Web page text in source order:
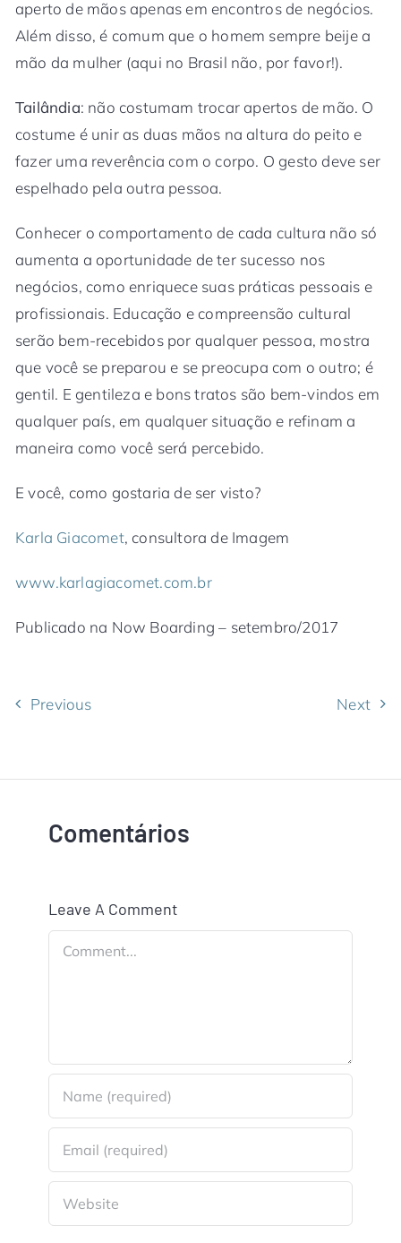
aperto de mãos apenas em encontros de negócios.
Além disso, é comum que o homem sempre beije a
mão da mulher (aqui no Brasil não, por favor!).
Tailândia: não costumam trocar apertos de mão. O
costume é unir as duas mãos na altura do peito e
fazer uma reverência com o corpo. O gesto deve ser
espelhado pela outra pessoa.
Conhecer o comportamento de cada cultura não só
aumenta a oportunidade de ter sucesso nos
negócios, como enriquece suas práticas pessoais e
profissionais. Educação e compreensão cultural
serão bem-recebidos por qualquer pessoa, mostra
que você se preparou e se preocupa com o outro; é
gentil. E gentileza e bons tratos são bem-vindos em
qualquer país, em qualquer situação e refinam a
maneira como você será percebido.
E você, como gostaria de ser visto?
Karla Giacomet, consultora de Imagem
www.karlagiacomet.com.br
Publicado na Now Boarding – setembro/2017
Previous Next
Comentários
Leave A Comment
Comment